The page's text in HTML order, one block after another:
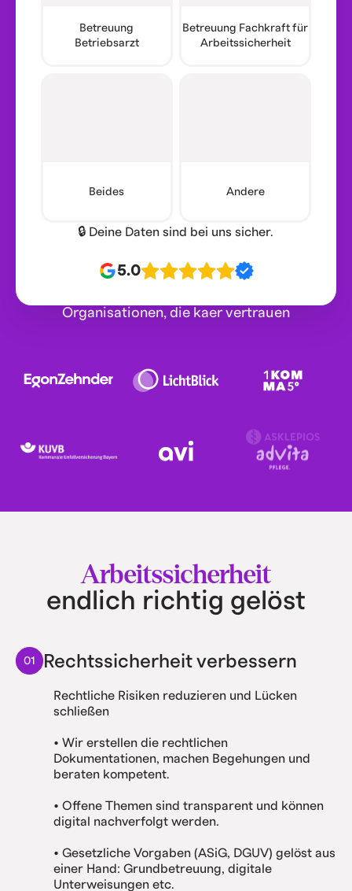
Betreuung
Betriebsarzt
Betreuung Fachkraft für
Arbeitssicherheit
Beides Andere
🔒 Deine Daten sind bei uns sicher.
5.0
Organisationen, die kaer vertrauen
Arbeitssicherheit
endlich richtig gelöst
01 Rechtssicherheit verbessern
Rechtliche Risiken reduzieren und Lücken
schließen
• Wir erstellen die rechtlichen
Dokumentationen, machen Begehungen und
beraten kompetent.
• Offene Themen sind transparent und können
digital nachverfolgt werden.
• Gesetzliche Vorgaben (ASiG, DGUV) gelöst aus
einer Hand: Grundbetreuung, digitale
Unterweisungen etc.